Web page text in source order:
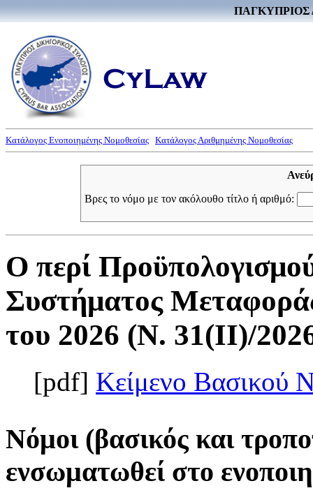
ΠΑΓΚΥΠΡΙΟΣ
Κατάλογος Ενοποιημένης Νομοθεσίας Κατάλογος Αριθμημένης Νομοθεσίας
Βρες το νόμο με τον ακόλουθο τίτλο ή αριθμό:
Ο περί
Συστήματος
του 2026 (Ν. 31(II)/
[pdf] Κείμενο Βασικού
Νόμοι (βασικός και
ενσωματωθεί στο